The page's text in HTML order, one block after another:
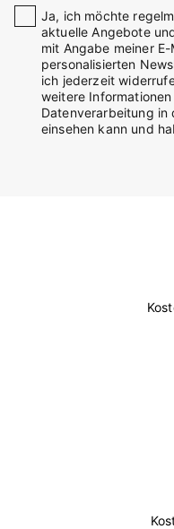
Ja, ich möchte
aktuelle Angebote
mit Angabe meiner
personalisierten
ich jederzeit
weitere
Datenverarbeitung in
einsehen kann und